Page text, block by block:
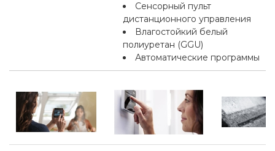
Сенсорный пульт
дистанционного управления
Влагостойкий белый
полиуретан (GGU)
Автоматические программы